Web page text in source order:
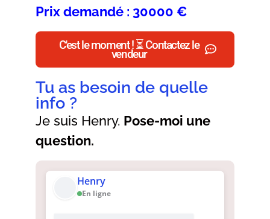
Prix demandé : 30000 €
C'est le moment ! ⏳ Contactez le
vendeur
Henry
En ligne
Je suis Henry. Pose-moi une
question.
Tu as besoin de quelle
info ?